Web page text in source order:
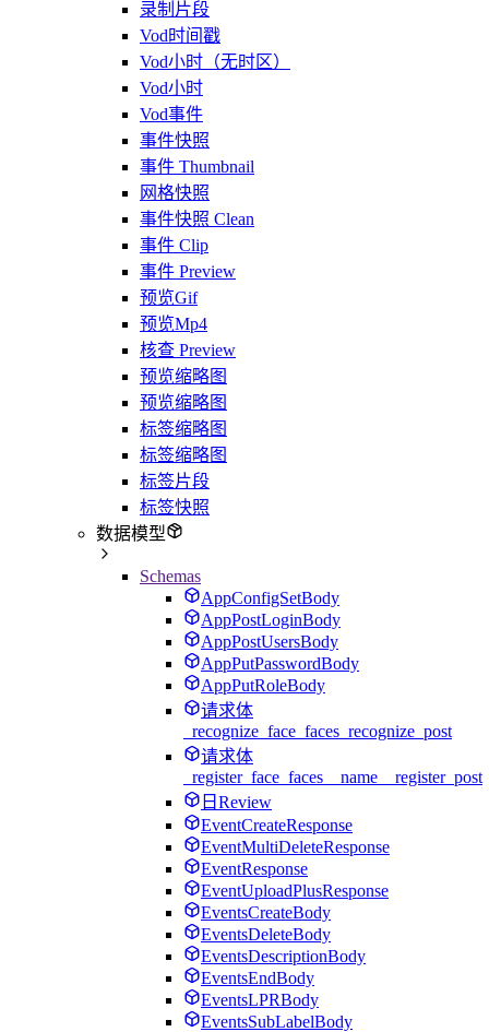
录制片段
Vod时间戳
Vod小时（无时区）
Vod小时
Vod事件
事件快照
事件 Thumbnail
网格快照
事件快照 Clean
事件 Clip
事件 Preview
预览Gif
预览Mp4
核查 Preview
预览缩略图
预览缩略图
标签缩略图
标签缩略图
标签片段
标签快照
数据模型
Schemas
AppConfigSetBody
AppPostLoginBody
AppPostUsersBody
AppPutPasswordBody
AppPutRoleBody
请求体
_recognize_face_faces_recognize_post
请求体
_register_face_faces__name__register_post
日Review
EventCreateResponse
EventMultiDeleteResponse
EventResponse
EventUploadPlusResponse
EventsCreateBody
EventsDeleteBody
EventsDescriptionBody
EventsEndBody
EventsLPRBody
EventsSubLabelBody